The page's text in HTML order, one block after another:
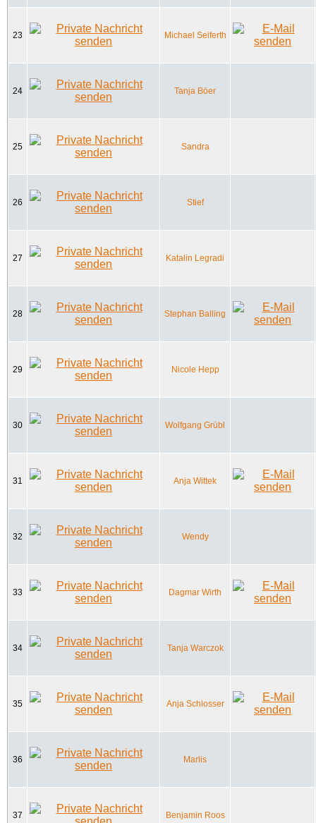
23 Michael Seiferth
24 Tanja Böer
25 Sandra
26 Stief
27 Katalin Legradi
28 Stephan Balling
29 Nicole Hepp
30 Wolfgang Grübl
31 Anja Wittek
32 Wendy
33 Dagmar Wirth
34 Tanja Warczok
35 Anja Schlosser
36 Marlis
37 Benjamin Roos